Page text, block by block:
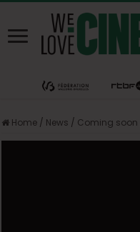
Home / News / Coming soon